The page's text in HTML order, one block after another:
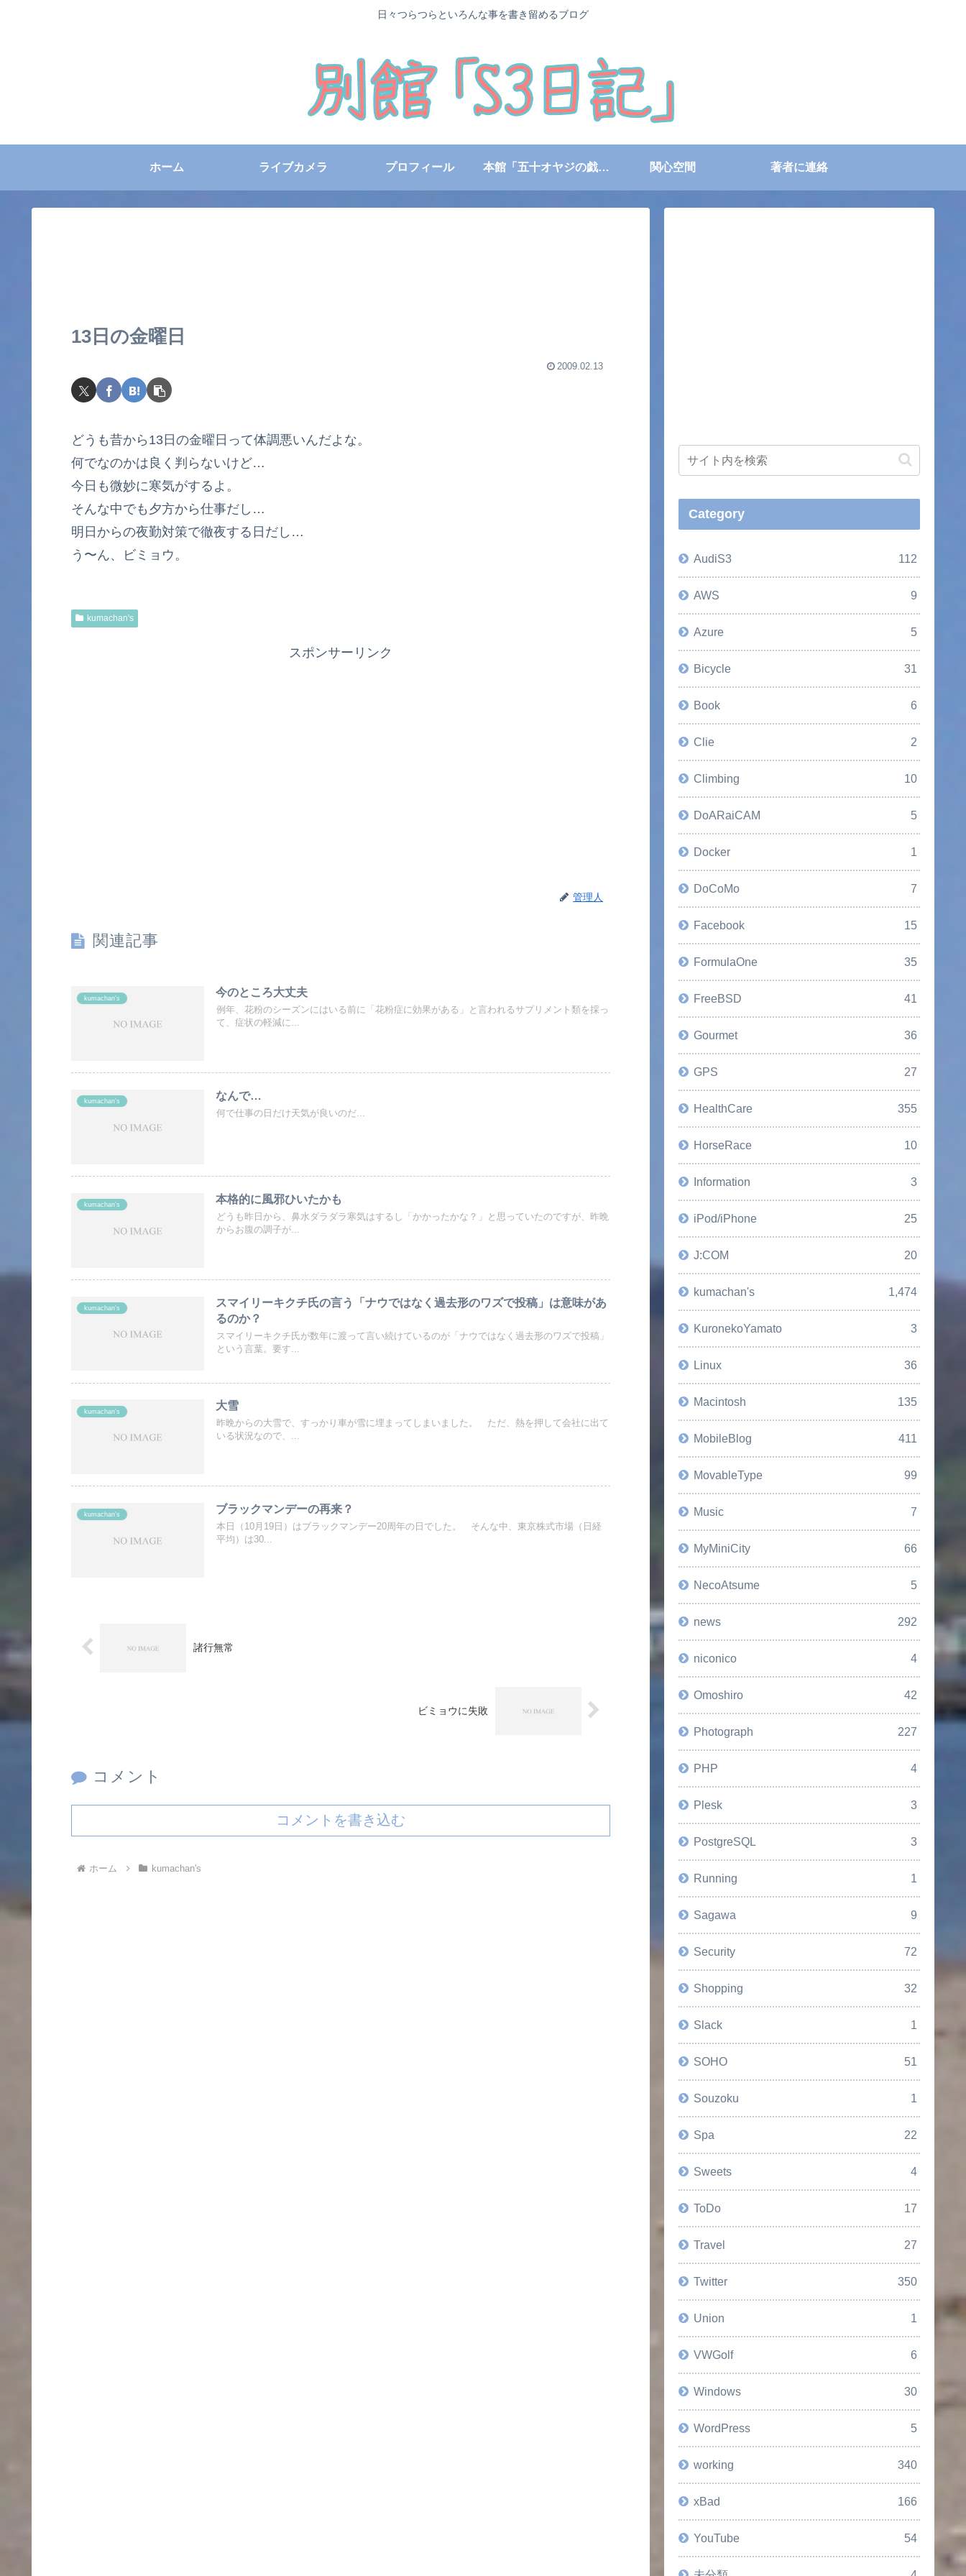
日々つらつらといろんな事を書き留めるブログ
ホーム ライブカメラ プロフィール 本館「五十オヤジの戯言日記」 関心空間 著者に連絡
13日の金曜日
2009.02.13
どうも昔から13日の金曜日って体調悪いんだよな。
何でなのかは良く判らないけど…
今日も微妙に寒気がするよ。
そんな中でも夕方から仕事だし…
明日からの夜勤対策で徹夜する日だし…
う〜ん、ビミョウ。
kumachan's
スポンサーリンク
管理人
関連記事
kumachan's 今のところ大丈夫
例年、花粉のシーズンにはいる前に「花粉症に効果がある」と言われるサプリメント類を採っ
て、症状の軽減に...
kumachan's なんで…
何で仕事の日だけ天気が良いのだ...
kumachan's 本格的に風邪ひいたかも
どうも昨日から、鼻水ダラダラ寒気はするし「かかったかな？」と思っていたのですが、昨晩
からお腹の調子が...
kumachan's
スマイリーキクチ氏の言う「ナウではなく過去形のワズで投稿」は意味があ
るのか？
スマイリーキクチ氏が数年に渡って言い続けているのが「ナウではなく過去形のワズで投稿」
という言葉。要す...
kumachan's 大雪
昨晩からの大雪で、すっかり車が雪に埋まってしまいました。 ただ、熱を押して会社に出て
いる状況なので、...
kumachan's ブラックマンデーの再来？
本日（10月19日）はブラックマンデー20周年の日でした。 そんな中、東京株式市場（日経
平均）は30...
諸行無常
ビミョウに失敗
コメント
コメントを書き込む
ホーム kumachan's
Category
AudiS3 112
AWS 9
Azure 5
Bicycle 31
Book 6
Clie 2
Climbing 10
DoARaiCAM 5
Docker 1
DoCoMo 7
Facebook 15
FormulaOne 35
FreeBSD 41
Gourmet 36
GPS 27
HealthCare 355
HorseRace 10
Information 3
iPod/iPhone 25
J:COM 20
kumachan's 1,474
KuronekoYamato 3
Linux 36
Macintosh 135
MobileBlog 411
MovableType 99
Music 7
MyMiniCity 66
NecoAtsume 5
news 292
niconico 4
Omoshiro 42
Photograph 227
PHP 4
Plesk 3
PostgreSQL 3
Running 1
Sagawa 9
Security 72
Shopping 32
Slack 1
SOHO 51
Souzoku 1
Spa 22
Sweets 4
ToDo 17
Travel 27
Twitter 350
Union 1
VWGolf 6
Windows 30
WordPress 5
working 340
xBad 166
YouTube 54